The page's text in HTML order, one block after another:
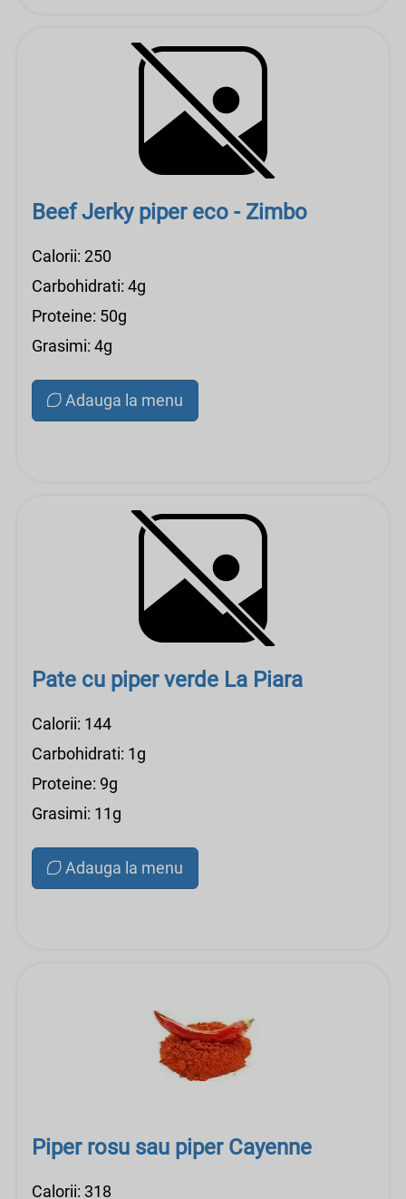
Beef Jerky piper eco - Zimbo
Calorii: 250
Carbohidrati: 4g
Proteine: 50g
Grasimi: 4g
Adauga la menu
Pate cu piper verde La Piara
Calorii: 144
Carbohidrati: 1g
Proteine: 9g
Grasimi: 11g
Adauga la menu
Piper rosu sau piper Cayenne
Calorii: 318